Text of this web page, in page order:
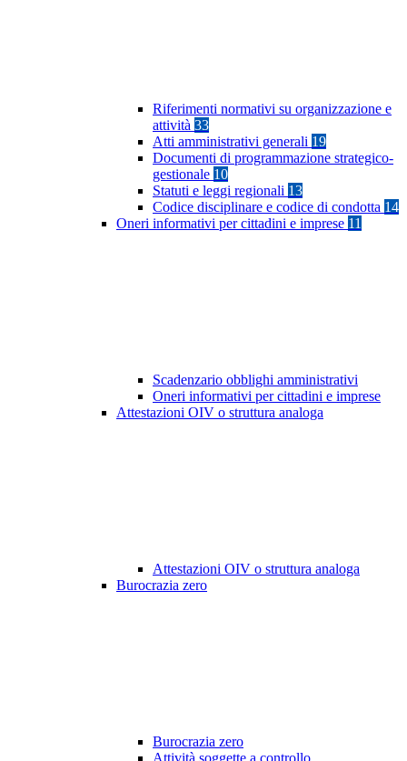
Riferimenti normativi su organizzazione e
attività 33
Atti amministrativi generali 19
Documenti di programmazione strategico-
gestionale 10
Statuti e leggi regionali 13
Codice disciplinare e codice di condotta 14
Oneri informativi per cittadini e imprese 11
Scadenzario obblighi amministrativi
Oneri informativi per cittadini e imprese
Attestazioni OIV o struttura analoga
Attestazioni OIV o struttura analoga
Burocrazia zero
Burocrazia zero